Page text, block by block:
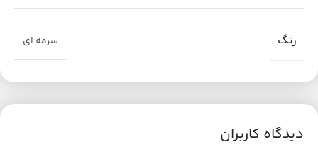
رنگ سرمه ای
دیدگاه کاربران